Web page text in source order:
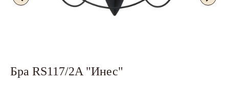
Бра RS117/2A "Инес"